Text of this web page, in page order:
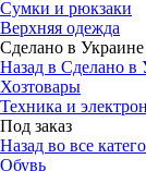
Сумки и рюкзаки
Верхняя одежда
Сделано в
Назад в Сделано в
Хозтовары
Техника и
Под заказ
Назад во все
Обувь